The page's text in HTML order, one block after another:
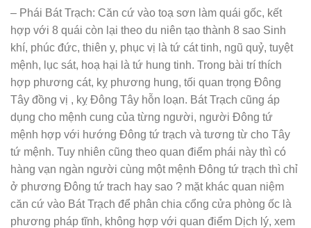
– Phái Bát Trạch: Căn cứ vào toạ sơn làm quái gốc, kết
hợp với 8 quái còn lại theo du niên tạo thành 8 sao Sinh
khí, phúc đức, thiên y, phục vị là tứ cát tinh, ngũ quỷ, tuyệt
mệnh, lục sát, hoạ hại là tứ hung tinh. Trong bài trí thích
hợp phương cát, kỵ phương hung, tối quan trọng Đông
Tây đồng vị , kỵ Đông Tây hỗn loạn. Bát Trạch cũng áp
dụng cho mệnh cung của từng người, người Đông tứ
mệnh hợp với hướng Đông tứ trạch và tương từ cho Tây
tứ mệnh. Tuy nhiên cũng theo quan điểm phái này thì có
hàng vạn ngàn người cùng một mệnh Đông tứ trạch thì chỉ
ở phương Đông tứ trach hay sao ? mặt khác quan niệm
căn cứ vào Bát Trạch để phân chia cổng cửa phòng ốc là
phương pháp tĩnh, không hợp với quan điểm Dịch lý, xem